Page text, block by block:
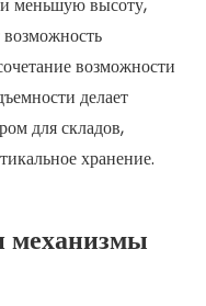
возможность
возможности
делает
для складов,
хранение.
механизмы